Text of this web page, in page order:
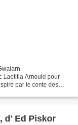
Laetitia Arnould pour
par le conte des
d' Ed Piskor